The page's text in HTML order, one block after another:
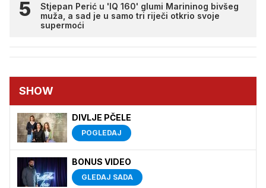
Stjepan Perić u 'IQ 160' glumi Marininog bivšeg
muža, a sad je u samo tri riječi otkrio svoje
supermoći
SHOW
DIVLJE PČELE
POGLEDAJ
BONUS VIDEO
GLEDAJ SADA